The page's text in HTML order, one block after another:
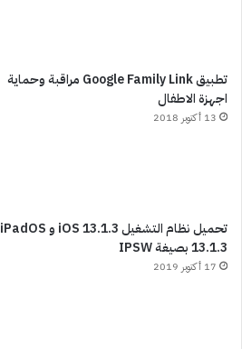
تطبيق Google Family Link مراقبة وحماية
اجهزة الاطفال
13 أكتوبر 2018
تحميل نظام التشغيل iOS 13.1.3 و iPadOS
13.1.3 بصيغة IPSW
17 أكتوبر 2019